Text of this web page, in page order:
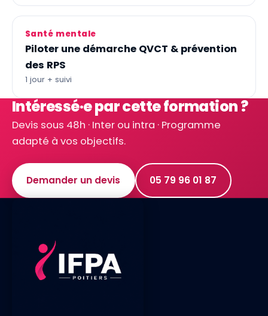
Santé mentale
Piloter une démarche QVCT & prévention
des RPS
1 jour + suivi
Intéressé·e par cette formation ?
Devis sous 48h · Inter ou intra · Programme
adapté à vos objectifs.
Demander un devis 05 79 96 01 87